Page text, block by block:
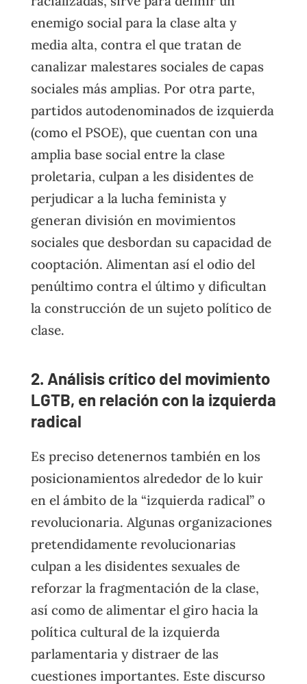
enemigo social para la clase alta y
media alta, contra el que tratan de
canalizar malestares sociales de capas
sociales más amplias. Por otra parte,
partidos autodenominados de izquierda
(como el PSOE), que cuentan con una
amplia base social entre la clase
proletaria, culpan a les disidentes de
perjudicar a la lucha feminista y
generan división en movimientos
sociales que desbordan su capacidad de
cooptación. Alimentan así el odio del
penúltimo contra el último y dificultan
la construcción de un sujeto político de
clase.
2. Análisis crítico del movimiento
LGTB, en relación con la izquierda
radical
Es preciso detenernos también en los
posicionamientos alrededor de lo kuir
en el ámbito de la “izquierda radical” o
revolucionaria. Algunas organizaciones
pretendidamente revolucionarias
culpan a les disidentes sexuales de
reforzar la fragmentación de la clase,
así como de alimentar el giro hacia la
política cultural de la izquierda
parlamentaria y distraer de las
cuestiones importantes. Este discurso